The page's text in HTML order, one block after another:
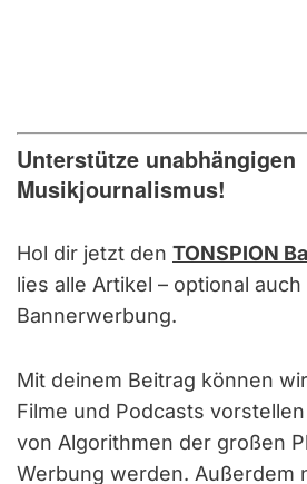
Unterstütze unabhängigen
Musikjournalismus!
Hol dir jetzt den TONSPION
lies alle Artikel – optional auch
Bannerwerbung.
Mit deinem Beitrag können
Filme und Podcasts
von Algorithmen der großen
Werbung werden. Außerdem